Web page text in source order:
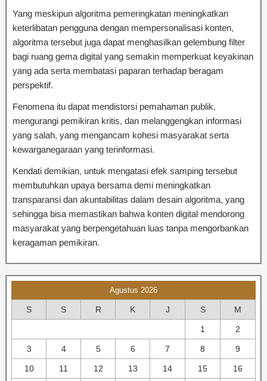
Yang meskipun algoritma pemeringkatan meningkatkan
keterlibatan pengguna dengan mempersonalisasi konten,
algoritma tersebut juga dapat menghasilkan gelembung filter
bagi ruang gema digital yang semakin memperkuat keyakinan
yang ada serta membatasi paparan terhadap beragam
perspektif.
Fenomena itu dapat mendistorsi pemahaman publik,
mengurangi pemikiran kritis, dan melanggengkan informasi
yang salah, yang mengancam kohesi masyarakat serta
kewarganegaraan yang terinformasi.
Kendati demikian, untuk mengatasi efek samping tersebut
membutuhkan upaya bersama demi meningkatkan
transparansi dan akuntabilitas dalam desain algoritma, yang
sehingga bisa memastikan bahwa konten digital mendorong
masyarakat yang berpengetahuan luas tanpa mengorbankan
keragaman pemikiran.
Agustus 2026
S S R K J S M
1 2
3 4 5 6 7 8 9
10 11 12 13 14 15 16